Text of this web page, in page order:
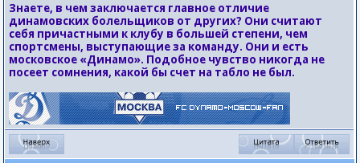
Знаете, в чем заключается главное отличие
динамовских болельщиков от других? Они считают
себя причастными к клубу в большей степени, чем
спортсмены, выступающие за команду. Они и есть
московское «Динамо». Подобное чувство никогда не
посеет сомнения, какой бы счет на табло не был.